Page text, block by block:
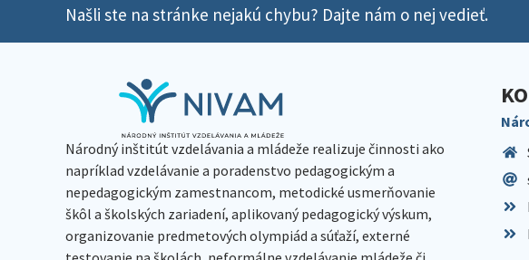
Našli ste na stránke nejakú chybu? Dajte nám o nej vedieť.
Národný inštitút vzdelávania a mládeže realizuje činnosti ako
napríklad vzdelávanie a poradenstvo pedagogickým a
nepedagogickým zamestnancom, metodické usmerňovanie
škôl a školských zariadení, aplikovaný pedagogický výskum,
organizovanie predmetových olympiád a súťaží, externé